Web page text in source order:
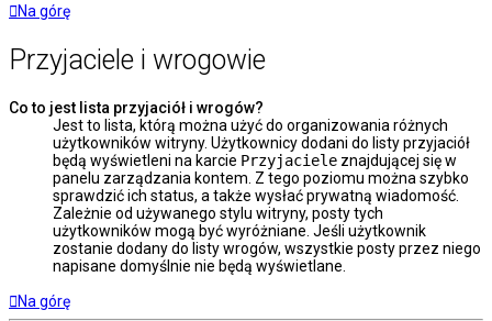
Na górę
Przyjaciele i wrogowie
Co to jest lista przyjaciół i wrogów?
Jest to lista, którą można użyć do organizowania różnych
użytkowników witryny. Użytkownicy dodani do listy przyjaciół
będą wyświetleni na karcie Przyjaciele znajdującej się w
panelu zarządzania kontem. Z tego poziomu można szybko
sprawdzić ich status, a także wysłać prywatną wiadomość.
Zależnie od używanego stylu witryny, posty tych
użytkowników mogą być wyróżniane. Jeśli użytkownik
zostanie dodany do listy wrogów, wszystkie posty przez niego
napisane domyślnie nie będą wyświetlane.
Na górę